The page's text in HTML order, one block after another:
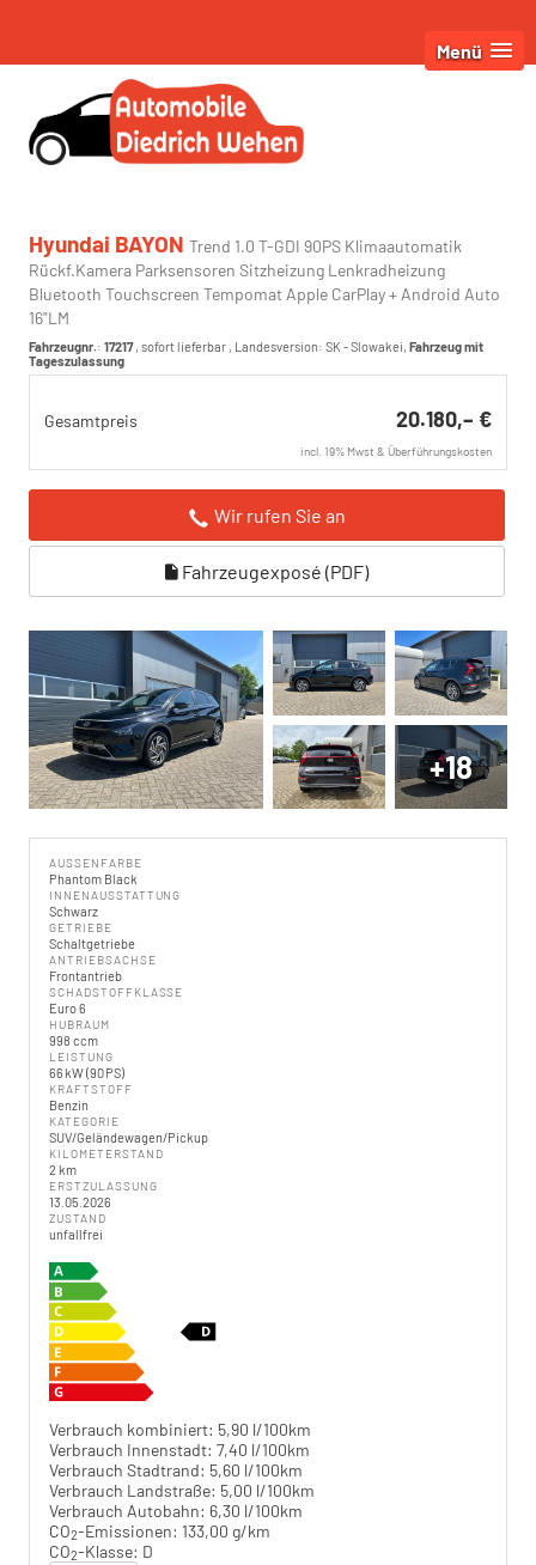
Menü
Hyundai BAYON Trend 1.0 T-GDI 90PS Klimaautomatik
Rückf.Kamera Parksensoren Sitzheizung Lenkradheizung
Bluetooth Touchscreen Tempomat Apple CarPlay + Android Auto
16"LM
Fahrzeugnr.: 17217, sofort lieferbar , Landesversion: SK - Slowakei, Fahrzeug mit
Tageszulassung
Gesamtpreis 20.180,– €
incl. 19% Mwst & Überführungskosten
Wir rufen Sie an
Fahrzeugexposé (PDF)
+18
AUSSENFARBE
Phantom Black
INNENAUSSTATTUNG
Schwarz
GETRIEBE
Schaltgetriebe
ANTRIEBSACHSE
Frontantrieb
SCHADSTOFFKLASSE
Euro 6
HUBRAUM
998 ccm
LEISTUNG
66 kW (90 PS)
KRAFTSTOFF
Benzin
KATEGORIE
SUV/Geländewagen/Pickup
KILOMETERSTAND
2 km
ERSTZULASSUNG
13.05.2026
ZUSTAND
unfallfrei
Verbrauch kombiniert: 5,90 l/100km
Verbrauch Innenstadt: 7,40 l/100km
Verbrauch Stadtrand: 5,60 l/100km
Verbrauch Landstraße: 5,00 l/100km
Verbrauch Autobahn: 6,30 l/100km
CO2-Emissionen: 133,00 g/km
CO2-Klasse: D